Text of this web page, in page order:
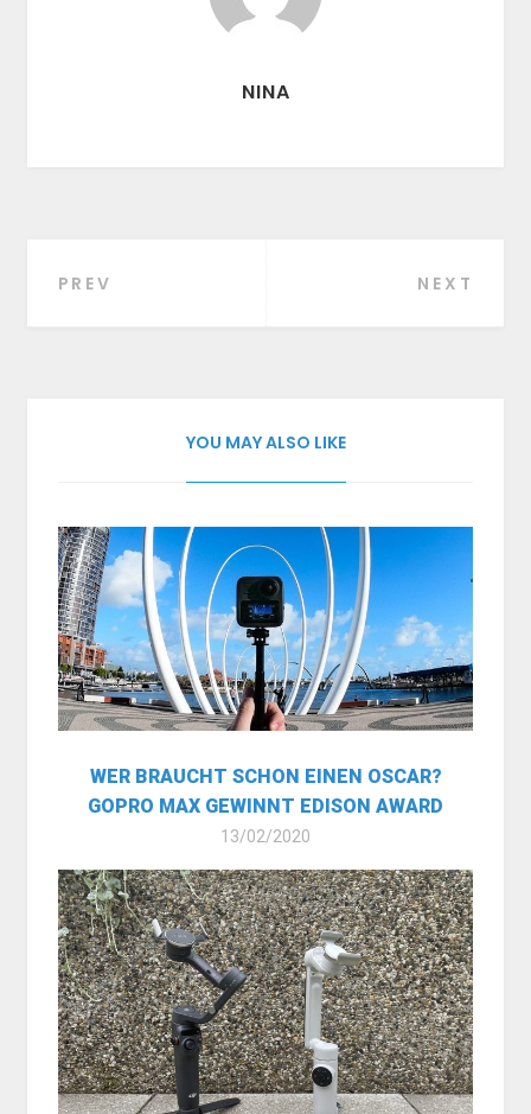
NINA
Beitragsnavigation
PREV NEXT
YOU MAY ALSO LIKE
WER BRAUCHT SCHON EINEN OSCAR?
GOPRO MAX GEWINNT EDISON AWARD
13/02/2020